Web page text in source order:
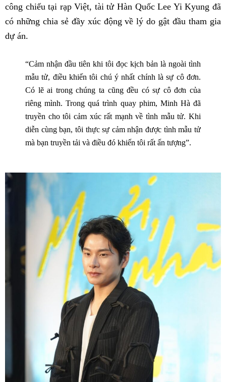
công chiếu tại rạp Việt, tài tử Hàn Quốc Lee Yi Kyung đã
có những chia sẻ đầy xúc động về lý do gật đầu tham gia
dự án.
“Cảm nhận đầu tiên khi tôi đọc kịch bản là ngoài tình
mẫu tử, điều khiến tôi chú ý nhất chính là sự cô đơn.
Có lẽ ai trong chúng ta cũng đều có sự cô đơn của
riêng mình. Trong quá trình quay phim, Minh Hà đã
truyền cho tôi cảm xúc rất mạnh về tình mẫu tử. Khi
diễn cùng bạn, tôi thực sự cảm nhận được tình mẫu tử
mà bạn truyền tải và điều đó khiến tôi rất ấn tượng”.